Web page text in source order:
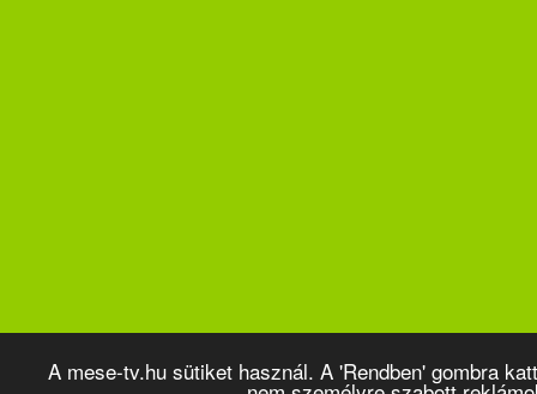
A mese-tv.hu sütiket használ. A 'Rendben' gombra